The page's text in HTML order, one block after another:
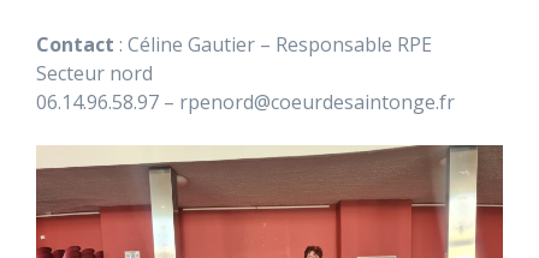
Contact : Céline Gautier – Responsable RPE
Secteur nord
06.14.96.58.97 – rpenord@coeurdesaintonge.fr